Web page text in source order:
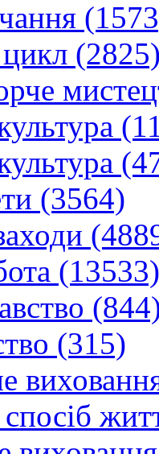
(3564)
(13533)
(315)